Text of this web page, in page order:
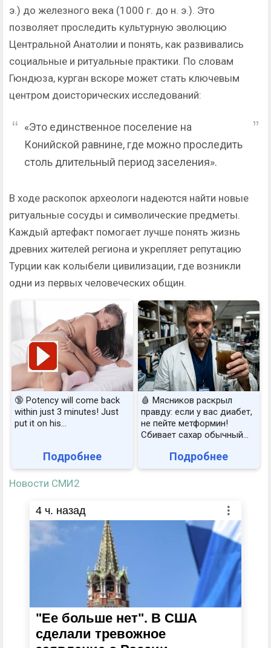
э.) до железного века (1000 г. до н. э.). Это
позволяет проследить культурную эволюцию
Центральной Анатолии и понять, как развивались
социальные и ритуальные практики. По словам
Гюндюза, курган вскоре может стать ключевым
центром доисторических исследований:
«Это единственное поселение на
Конийской равнине, где можно проследить
столь длительный период заселения».
В ходе раскопок археологи надеются найти новые
ритуальные сосуды и символические предметы.
Каждый артефакт помогает лучше понять жизнь
древних жителей региона и укрепляет репутацию
Турции как колыбели цивилизации, где возникли
одни из первых человеческих общин.
🔞 Potency will come back
within just 3 minutes! Just
put it on his…
Подробнее
🩸 Мясников раскрыл
правду: если у вас диабет,
не пейте метформин!
Сбивает сахар обычный...
Подробнее
Новости СМИ2
4 ч. назад
"Ее больше нет". В США
сделали тревожное